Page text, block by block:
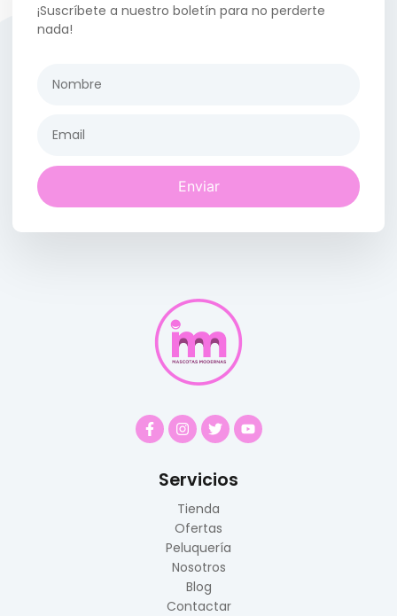
¡Suscríbete a nuestro boletín para no perderte
nada!
Enviar
Servicios
Tienda
Ofertas
Peluquería
Nosotros
Blog
Contactar